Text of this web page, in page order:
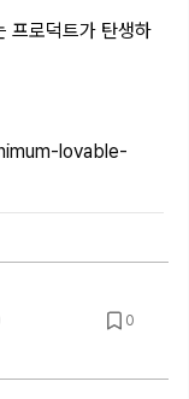
프로덕트가 탄생하
lovable-
0